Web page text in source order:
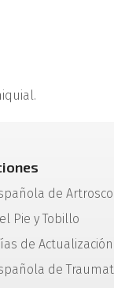
de
Pie y Tobillo
de Actualización
de